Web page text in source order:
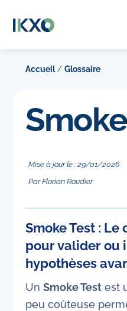
Accueil/ Glossaire
Mise à jour le : 29/01/2026
ParFlorian Roudier
Smoke Test :
pour valider ou
hypothèses
Un Smoke Testest
peu coûteuse